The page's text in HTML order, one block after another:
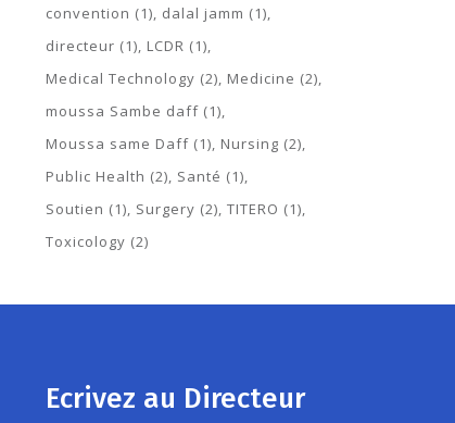
convention (1) dalal jamm (1)
directeur (1) LCDR (1)
Medical Technology (2) Medicine (2)
moussa Sambe daff (1)
Moussa same Daff (1) Nursing (2)
Public Health (2) Santé (1)
Soutien (1) Surgery (2) TITERO (1)
Toxicology (2)
Ecrivez au Directeur